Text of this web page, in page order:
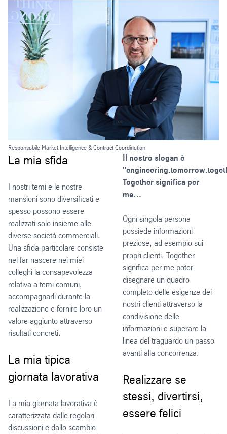
Responsabile Market Intelligence & Contract Coordination
La mia sfida
I nostri temi e le nostre
mansioni sono diversificati e
spesso possono essere
realizzati solo insieme alle
diverse società commerciali.
Una sfida particolare consiste
nel far nascere nei miei
colleghi la consapevolezza
relativa a temi comuni,
accompagnarli durante la
realizzazione e fornire loro un
valore aggiunto attraverso
risultati concreti.
La mia tipica
giornata lavorativa
La mia giornata lavorativa è
caratterizzata dalle regolari
discussioni e dallo scambio
Il nostro slogan è
Together significa per
me…
Ogni singola persona
possiede informazioni
preziose, ad esempio sui
propri clienti. Together
significa per me poter
disegnare un quadro
completo delle esigenze dei
nostri clienti attraverso la
condivisione delle
informazioni e superare la
linea del traguardo un passo
avanti alla concorrenza.
Realizzare se
stessi, divertirsi,
essere felici